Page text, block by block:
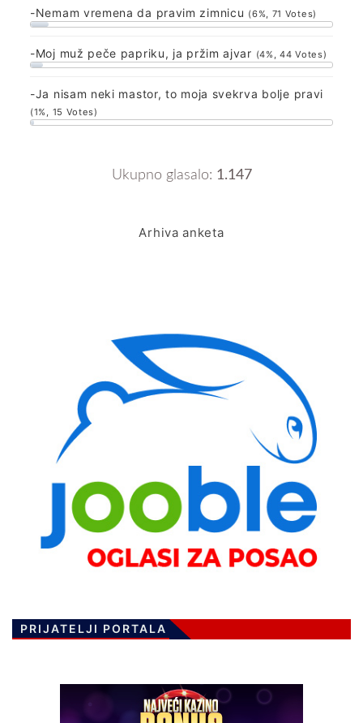
-Nemam vremena da pravim zimnicu (6%, 71 Votes)
-Moj muž peče papriku, ja pržim ajvar (4%, 44 Votes)
-Ja nisam neki mastor, to moja svekrva bolje pravi
(1%, 15 Votes)
Ukupno glasalo: 1.147
Arhiva anketa
PRIJATELJI PORTALA